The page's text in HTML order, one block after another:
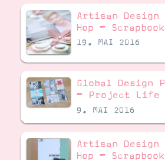
Hier Starten
Katalog
Bestellen
Kontakt
Artisan Design
Hop – Scrapbook
19. MAI 2016
Global Design
– Project Life
9. MAI 2016
Artisan Design
Hop – Scrapbook